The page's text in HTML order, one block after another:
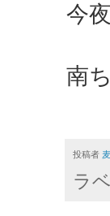
今
南
投稿者
ラ